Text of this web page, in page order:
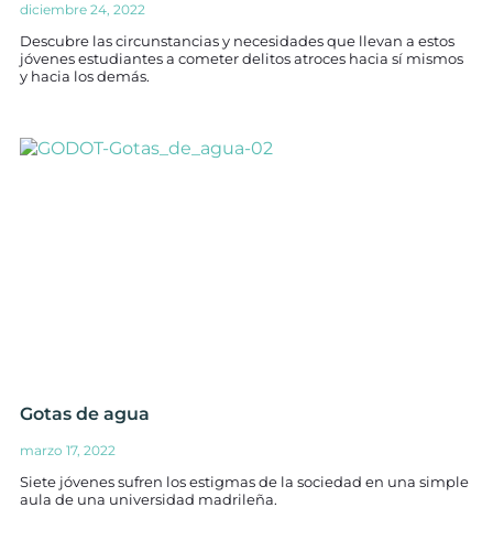
diciembre 24, 2022
Descubre las circunstancias y necesidades que llevan a estos
jóvenes estudiantes a cometer delitos atroces hacia sí mismos
y hacia los demás.
Gotas de agua
marzo 17, 2022
Siete jóvenes sufren los estigmas de la sociedad en una simple
aula de una universidad madrileña.